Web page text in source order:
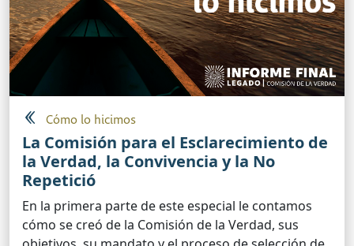
Cómo lo hicimos
La Comisión para el Esclarecimiento de
la Verdad, la Convivencia y la No
Repetició
En la primera parte de este especial le contamos
cómo se creó de la Comisión de la Verdad, sus